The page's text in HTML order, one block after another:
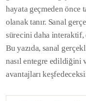
hayata geçmeden önce
olanak tanır. Sanal
sürecini daha
Bu yazıda, sanal
nasıl entegre edildiğini
avantajları